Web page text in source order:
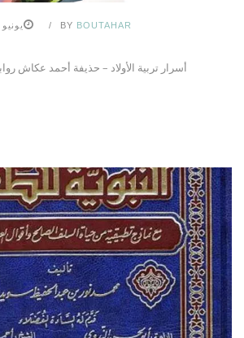
BY BOUTAHAR يونيو 10, 2023
أسرار تربية الأولاد – حذيفة أحمد عكاش